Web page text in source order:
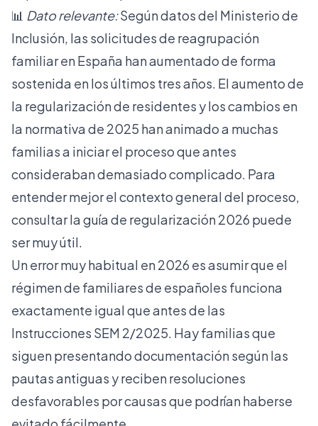
📊 Dato relevante:Según datos del Ministerio de
Inclusión, las solicitudes de reagrupación
familiar en España han aumentado de forma
sostenida en los últimos tres años. El aumento de
la regularización de residentes y los cambios en
la normativa de 2025 han animado a muchas
familias a iniciar el proceso que antes
consideraban demasiado complicado. Para
entender mejor el contexto general del proceso,
consultar laguía de regularización 2026 puede
ser muy útil.
Un error muy habitual en 2026 es asumir que el
régimen de familiares de españoles funciona
exactamente igual que antes de las
Instrucciones SEM 2/2025. Hay familias que
siguen presentando documentación según las
pautas antiguas y reciben resoluciones
desfavorables por causas que podrían haberse